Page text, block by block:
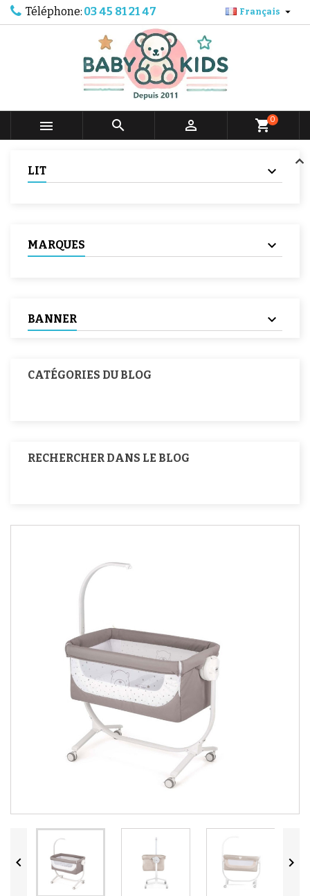
Téléphone: 03 45 81 21 47 Français 
   shopping_cart0
LIT
MARQUES
BANNER
CATÉGORIES DU BLOG
RECHERCHER DANS LE BLOG
 